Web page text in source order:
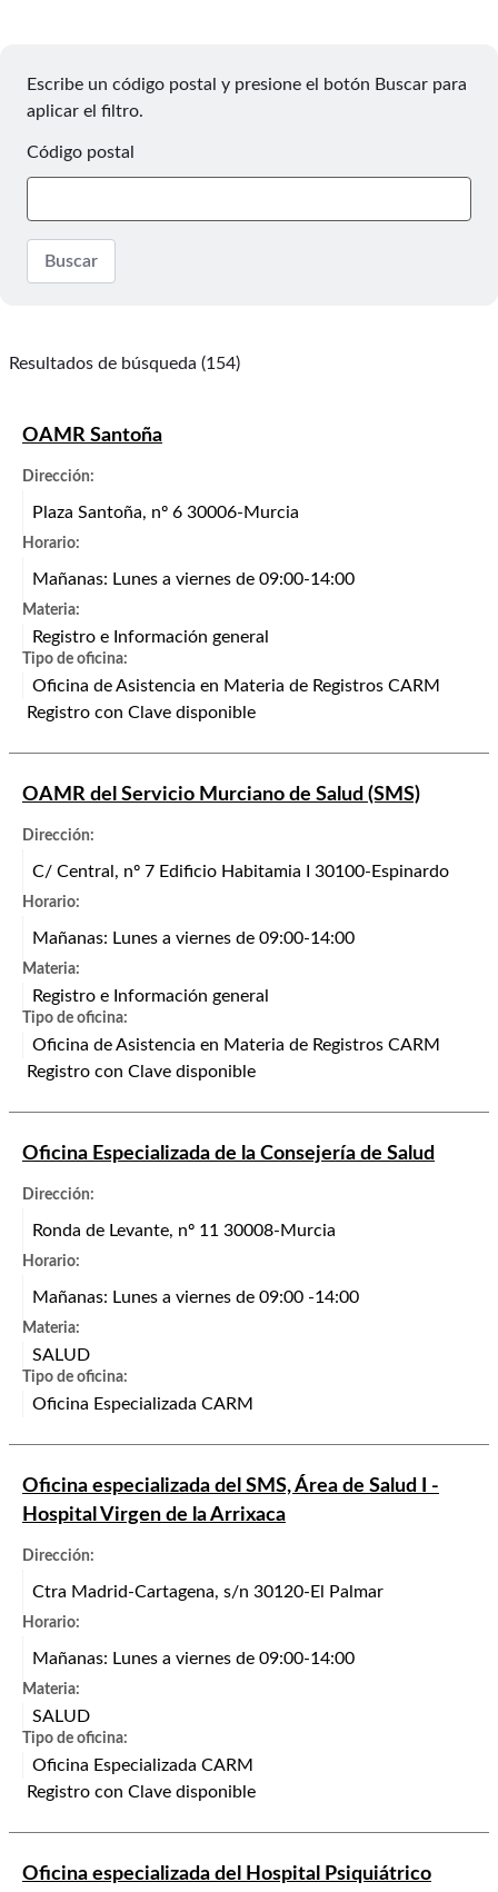
Escribe un código postal y presione el botón Buscar para
aplicar el filtro.
Código postal
Buscar
Resultados de búsqueda (154)
OAMR Santoña
Dirección:
Plaza Santoña, nº 6 30006-Murcia
Horario:
Mañanas: Lunes a viernes de 09:00-14:00
Materia:
Registro e Información general
Tipo de oficina:
Oficina de Asistencia en Materia de Registros CARM
Registro con Clave disponible
OAMR del Servicio Murciano de Salud (SMS)
Dirección:
C/ Central, nº 7 Edificio Habitamia I 30100-Espinardo
Horario:
Mañanas: Lunes a viernes de 09:00-14:00
Materia:
Registro e Información general
Tipo de oficina:
Oficina de Asistencia en Materia de Registros CARM
Registro con Clave disponible
Oficina Especializada de la Consejería de Salud
Dirección:
Ronda de Levante, nº 11 30008-Murcia
Horario:
Mañanas: Lunes a viernes de 09:00 -14:00
Materia:
SALUD
Tipo de oficina:
Oficina Especializada CARM
Oficina especializada del SMS, Área de Salud I -
Hospital Virgen de la Arrixaca
Dirección:
Ctra Madrid-Cartagena, s/n 30120-El Palmar
Horario:
Mañanas: Lunes a viernes de 09:00-14:00
Materia:
SALUD
Tipo de oficina:
Oficina Especializada CARM
Registro con Clave disponible
Oficina especializada del Hospital Psiquiátrico